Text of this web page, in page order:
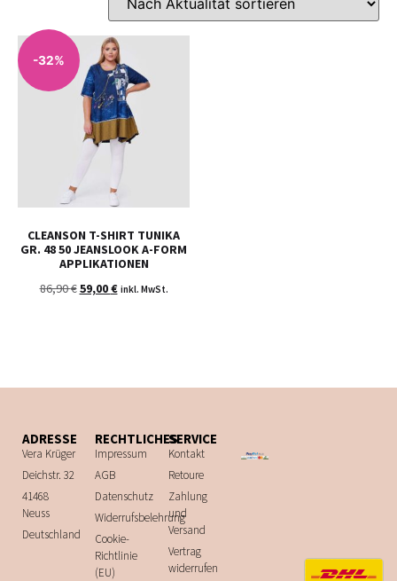
-32%
CLEANSON T-SHIRT TUNIKA
GR. 48 50 JEANSLOOK A-FORM
APPLIKATIONEN
86,90€59,00€ inkl. MwSt.
ADRESSE
Vera Krüger
Deichstr. 32
41468
Neuss
Deutschland
RECHTLICHES
Impressum
AGB
Datenschutz
Widerrufsbelehrung
Cookie-
Richtlinie
(EU)
SERVICE
Kontakt
Retoure
Zahlung
und
Versand
Vertrag
widerrufen